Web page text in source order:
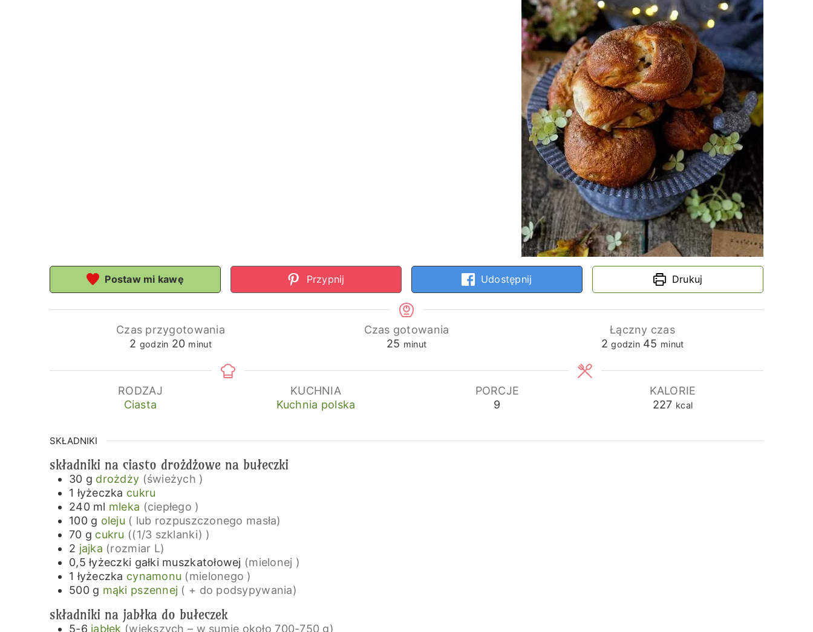
Postaw mi kawę Przypnij Udostępnij Drukuj
Czas przygotowania
2 godziny
godzin 20minuty
minut
Czas gotowania
25 minuty
minut
Łączny czas
2godziny
godzin 45 minuty
minut
RODZAJ
Ciasta
KUCHNIA
Kuchnia polska
PORCJE
9
KALORIE
227 kcal
SKŁADNIKI
składniki na ciasto drożdżowe na bułeczki
30 g drożdży (świeżych )
1 łyżeczka cukru
240 ml mleka (ciepłego )
100 g oleju ( lub rozpuszczonego masła)
70 g cukru ((1/3 szklanki) )
2 jajka (rozmiar L)
0,5 łyżeczki gałki muszkatołowej (mielonej )
1 łyżeczka cynamonu (mielonego )
500 g mąki pszennej ( + do podsypywania)
składniki na jabłka do bułeczek
5-6 jabłek (większych – w sumie około 700-750 g)